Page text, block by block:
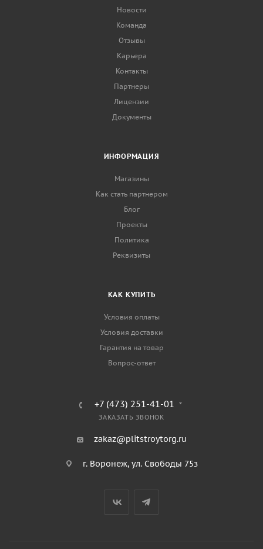
Новости
Команда
Отзывы
Карьера
Контакты
Партнеры
Лицензии
Документы
ИНФОРМАЦИЯ
Магазины
Как стать партнером
Блог
Проекты
Политика
Реквизиты
КАК КУПИТЬ
Условия оплаты
Условия доставки
Гарантия на товар
Вопрос-ответ
+7 (473) 251-41-01
ЗАКАЗАТЬ ЗВОНОК
zakaz@plitstroytorg.ru
г. Воронеж, ул. Свободы 75з